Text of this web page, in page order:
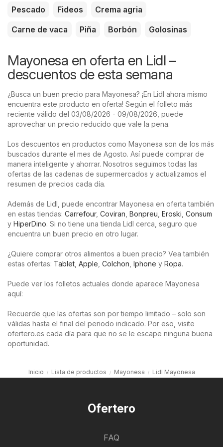
Pescado Fideos
Crema agria
Carne de vaca
Piña Borbón Golosinas
Mayonesa en oferta en Lidl –
descuentos de esta semana
¿Busca un buen precio para Mayonesa? ¡En Lidl ahora mismo
encuentra este producto en oferta! Según el folleto más
reciente válido del 03/08/2026 - 09/08/2026, puede
aprovechar un precio reducido que vale la pena.
Los descuentos en productos como Mayonesa son de los más
buscados durante el mes de Agosto. Así puede comprar de
manera inteligente y ahorrar. Nosotros seguimos todas las
ofertas de las cadenas de supermercados y actualizamos el
resumen de precios cada día.
Además de Lidl, puede encontrar Mayonesa en oferta también
en estas tiendas: Carrefour, Coviran Bonpreu Eroski Consum
y HiperDino. Si no tiene una tienda Lidl cerca, seguro que
encuentra un buen precio en otro lugar.
¿Quiere comprar otros alimentos a buen precio? Vea también
estas ofertas: Tablet Apple Colchon Iphone y Ropa.
Puede ver los folletos actuales donde aparece Mayonesa
aquí:
Recuerde que las ofertas son por tiempo limitado – solo son
válidas hasta el final del periodo indicado. Por eso, visite
ofertero.es cada día para que no se le escape ninguna buena
oportunidad.
Inicio Lista de productos Mayonesa Lidl Mayonesa
Ofertero
FAQ